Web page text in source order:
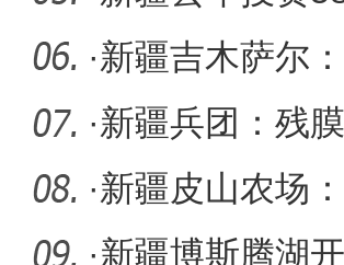
乡村振兴
·新疆吉木萨尔
赶订单
·新疆兵团：残
·新疆皮山农场
生长
·新疆博斯腾湖